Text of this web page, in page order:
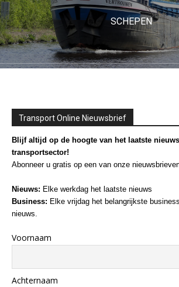
SCHEPEN
Transport Online Nieuwsbrief
Blijf altijd op de hoogte van het laatste
transportsector!
Abonneer u gratis op een van onze
Nieuws: Elke werkdag het laatste nieuws
Business: Elke vrijdag het belangrijkste
nieuws.
Voornaam
Achternaam